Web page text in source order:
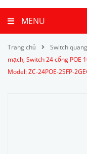
MENU
Trang chủ Switch
mạch, Switch 24 cổng POE
Model: ZC-24POE-2SFP-